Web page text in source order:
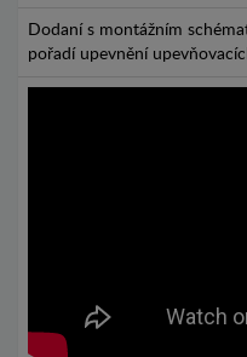
Dodaní s montážním
pořadí upevnění